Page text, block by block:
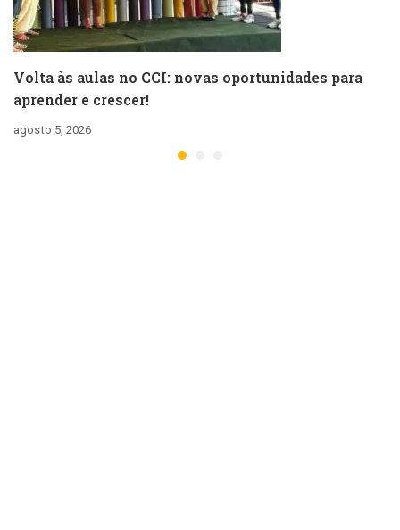
Volta às aulas no CCI: novas oportunidades para
aprender e crescer!
agosto 5, 2026